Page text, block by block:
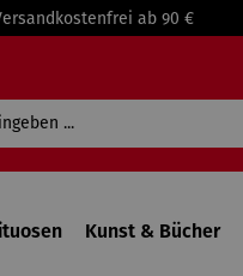
ab 90 €
Kunst & Bücher